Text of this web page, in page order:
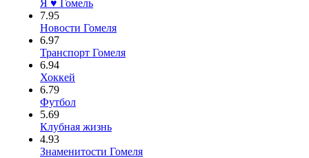
Я ♥ Гомель
7.95
Новости Гомеля
6.97
Транспорт Гомеля
6.94
Хоккей
6.79
Футбол
5.69
Клубная жизнь
4.93
Знаменитости Гомеля